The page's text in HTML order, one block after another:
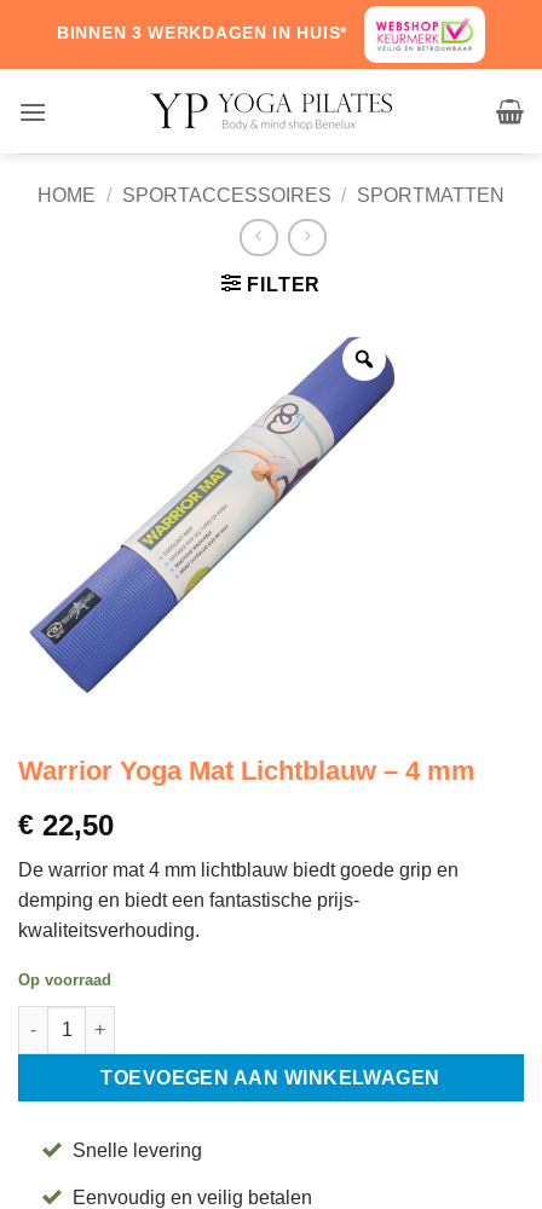
content
BINNEN 3 WERKDAGEN IN HUIS*
HOME / SPORTACCESSOIRES / SPORTMATTEN
FILTER
Warrior Yoga Mat Lichtblauw – 4 mm
€ 22,50
De warrior mat 4 mm lichtblauw biedt goede grip en
demping en biedt een fantastische prijs-
kwaliteitsverhouding.
Op voorraad
Warrior Yoga Mat Lichtblauw - 4 mm aantal
TOEVOEGEN AAN WINKELWAGEN
Snelle levering
Eenvoudig en veilig betalen